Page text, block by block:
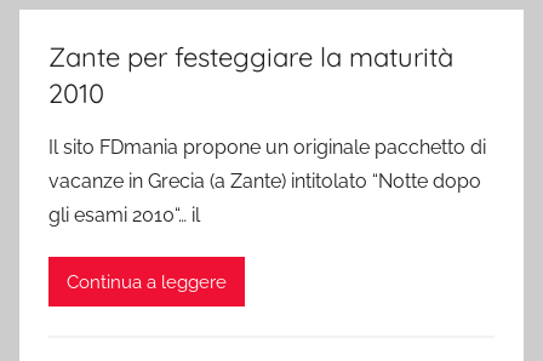
Zante per festeggiare la maturità
2010
Il sito FDmania propone un originale pacchetto di
vacanze in Grecia (a Zante) intitolato “Notte dopo
gli esami 2010“… il
Continua a leggere